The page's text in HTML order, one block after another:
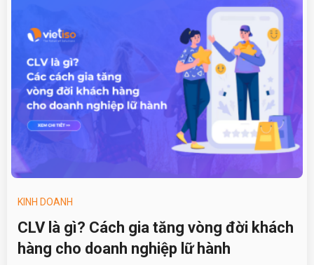
KINH DOANH
CLV là gì? Cách gia tăng vòng đời khách
hàng cho doanh nghiệp lữ hành